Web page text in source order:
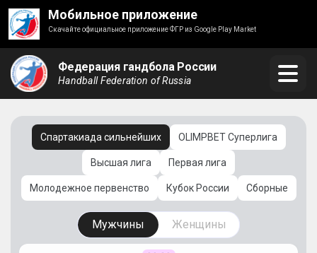
Мобильное приложение
Скачайте официальное приложение ФГР из Google Play Market
Федерация гандбола России
Handball Federation of Russia
Спартакиада сильнейших OLIMPBET Суперлига
Высшая лига Первая лига
Молодежное первенство Кубок России Сборные
Мужчины Женщины